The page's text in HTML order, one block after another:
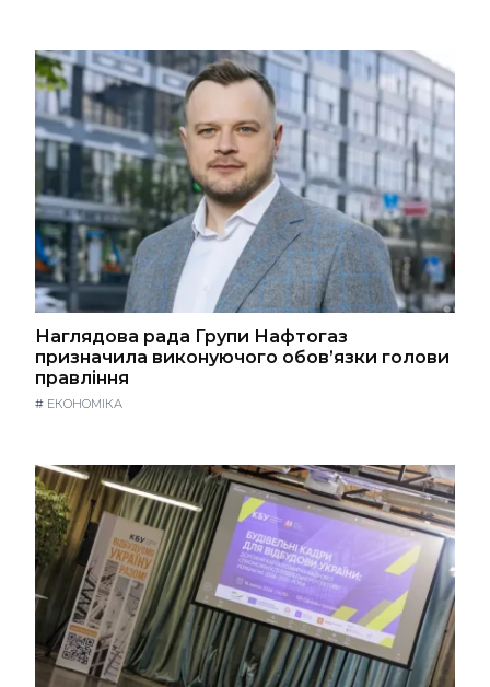
Наглядова рада Групи Нафтогаз
призначила виконуючого обов’язки голови
правління
# ЕКОНОМІКА